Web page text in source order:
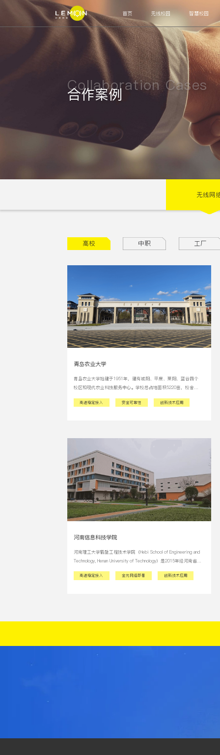
首页 无线校园 智慧校园
智能联接
交换机 AP OLT ODN MDU
运营管理
认证计费系统 网管系统
高阶辅助
客服系统 审计系统 上
宿舍水电控设备 智能饮用热水设备 人
校园安全系统 校园生活系统 教务总务系统
Collaboration Cases
合作案例
无线网
高校 中职 工厂
青岛农业大学
青岛农业大学始建于1951年，建有城阳、平度、莱阳、蓝谷四个
校区和现代农业科技服务中心。学校总占地面积5220亩，校舍建
业，拥有2个博士学位授权一级学科、14个硕士学位授权一级学
高速稳定接入 安全可靠性 创新技术应用
河南信息科技学院
河南理工大学鹤壁工程技术学院（Hebi School of Engineering and
Technology, Henan University of Technology）是2015年经河南省教
政府共同管理，办学地点在鹤壁市淇滨区淇水关路东段（大学路一
高速稳定接入 全光网络部署 创新技术应用